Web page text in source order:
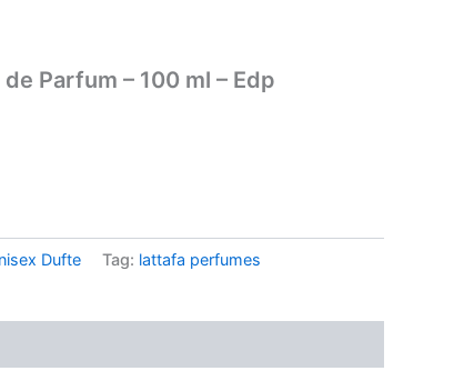
Parfum – 100 ml – Edp
Dufte Tag: lattafa perfumes